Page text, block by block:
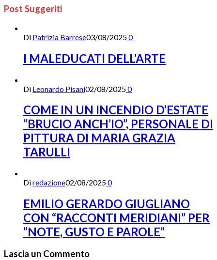
Post Suggeriti
Di Patrizia Barrese03/08/20250
I MALEDUCATI DELL’ARTE
Di Leonardo Pisani02/08/20250
COME IN UN INCENDIO D’ESTATE
“BRUCIO ANCH’IO”, PERSONALE DI
PITTURA DI MARIA GRAZIA
TARULLI
Diredazione02/08/20250
EMILIO GERARDO GIUGLIANO
CON “RACCONTI MERIDIANI” PER
“NOTE, GUSTO E PAROLE”
Lascia un Commento